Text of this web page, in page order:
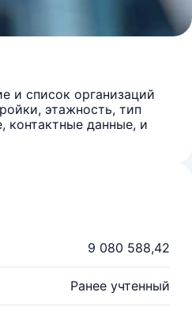
и список организаций
этажность, тип
контактные данные, и
9 080 588,42
Ранее учтенный